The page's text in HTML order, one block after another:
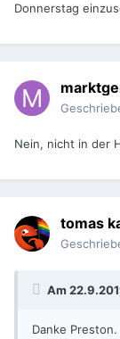
Donnerstag
Nein, nicht in der
tomas
Am
Danke